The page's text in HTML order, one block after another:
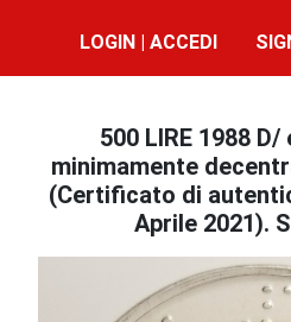
LOGIN | ACCEDI
500 LIRE 1988
minimamente
(Certificato di
Aprile 2021).